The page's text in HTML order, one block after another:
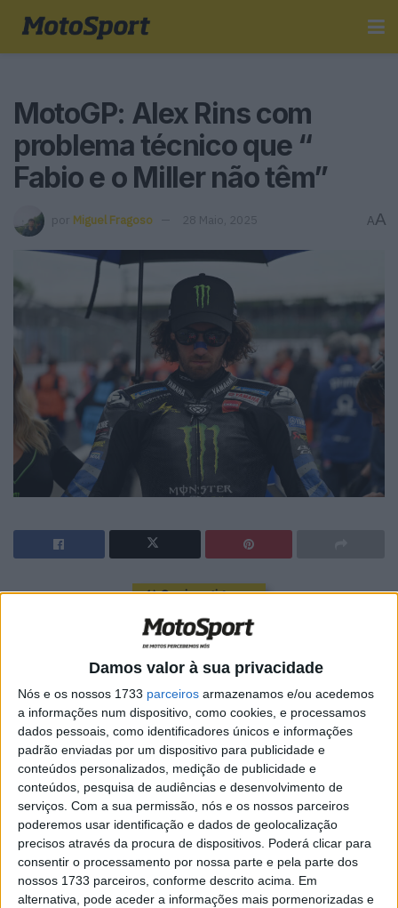
Damos valor à sua privacidade
Nós e os nossos 1733 parceiros armazenamos e/ou acedemos
a informações num dispositivo, como cookies, e processamos
dados pessoais, como identificadores únicos e informações
padrão enviadas por um dispositivo para publicidade e
conteúdos personalizados, medição de publicidade e
conteúdos, pesquisa de audiências e desenvolvimento de
serviços. Com a sua permissão, nós e os nossos parceiros
poderemos usar identificação e dados de geolocalização
precisos através da procura de dispositivos. Poderá clicar para
consentir o processamento por nossa parte e pela parte dos
nossos 1733 parceiros, conforme descrito acima. Em
alternativa, pode aceder a informações mais pormenorizadas e
MotoGP: Alex Rins com
problema técnico que “
Fabio e o Miller não têm”
por Miguel Fragoso 28 Maio, 2025 AA
🔊 Ouvir artigo
Na corrida inicial, Alex Rins estava em 17º lugar quando a
bandeira vermelha foi acionada. O recomeço ofereceu
uma boa oportunidade e o piloto número 42 aproveitou-a
bem. Subiu para 9º nas primeiras curvas antes de
completar a volta em 10º. Mas na 3ª volta perdeu
alguns lugares e reagrupou-se na 15ª posição. Passou
grande parte da corrida a lutar entre o 15º e o 16º lugar,
antes de uma subida tardia o levar para 13º.
Rins lutou até à última curva e ficou em 15º lugar na
linha de meta, a 16,312s do primeiro. Mais tarde, subiu
para 14º na classificação depois de Brad Binder ter
recebido uma penalização de uma posição por exceder o